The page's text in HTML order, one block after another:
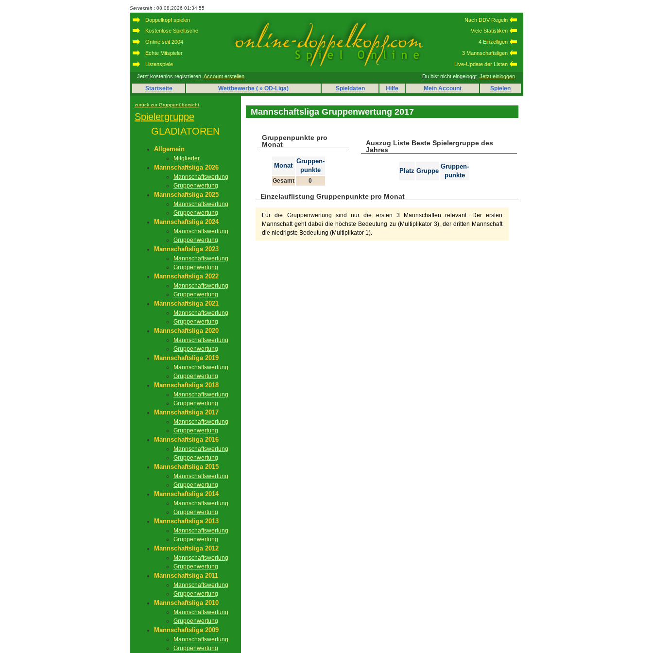
Serverzeit : 08.08.2026 01:34:55
Doppelkopf spielen
Kostenlose Spieltische
Online seit 2004
Echte Mitspieler
Listenspiele
Nach DDV Regeln
Viele Statistiken
4 Einzelligen
3 Mannschaftsligen
Live-Update der Listen
Jetzt kostenlos registrieren. Account erstellen. Du bist nicht eingeloggt. Jetzt einloggen.
Startseite Wettbewerbe ( » OD-Liga) Spieldaten Hilfe Mein Account Spielen
zurück zur Gruppenübersicht
Spielergruppe
GLADIATOREN
Allgemein
Mitglieder
Mannschaftsliga 2026
Mannschaftswertung
Gruppenwertung
Mannschaftsliga 2025
Mannschaftswertung
Gruppenwertung
Mannschaftsliga 2024
Mannschaftswertung
Gruppenwertung
Mannschaftsliga 2023
Mannschaftswertung
Gruppenwertung
Mannschaftsliga 2022
Mannschaftswertung
Gruppenwertung
Mannschaftsliga 2021
Mannschaftswertung
Gruppenwertung
Mannschaftsliga 2020
Mannschaftswertung
Gruppenwertung
Mannschaftsliga 2019
Mannschaftswertung
Gruppenwertung
Mannschaftsliga 2018
Mannschaftswertung
Gruppenwertung
Mannschaftsliga 2017
Mannschaftswertung
Gruppenwertung
Mannschaftsliga 2016
Mannschaftswertung
Gruppenwertung
Mannschaftsliga 2015
Mannschaftswertung
Gruppenwertung
Mannschaftsliga 2014
Mannschaftswertung
Gruppenwertung
Mannschaftsliga 2013
Mannschaftswertung
Gruppenwertung
Mannschaftsliga 2012
Mannschaftswertung
Gruppenwertung
Mannschaftsliga 2011
Mannschaftswertung
Gruppenwertung
Mannschaftsliga 2010
Mannschaftswertung
Gruppenwertung
Mannschaftsliga 2009
Mannschaftswertung
Gruppenwertung
Mannschaftsliga Gruppenwertung 2017
Gruppenpunkte pro
Monat
Monat
Gruppen-
punkte
Gesamt 0
Auszug Liste Beste Spielergruppe des
Jahres
Platz Gruppe
Gruppen-
punkte
Einzelauflistung Gruppenpunkte pro Monat
Für die Gruppenwertung sind nur die ersten 3 Mannschaften relevant. Der ersten
Mannschaft geht dabei die höchste Bedeutung zu (Multiplikator 3), der dritten Mannschaft
die niedrigste Bedeutung (Multiplikator 1).